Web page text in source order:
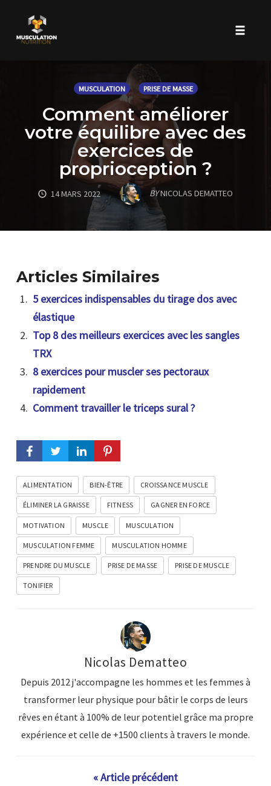
MUSCULATION PRISE DE MASSE
Comment améliorer
votre équilibre avec des
exercices de
proprioception ?
14 MARS 2022 BYNICOLAS DEMATTEO
Articles Similaires
5 exercices indispensables du tirage dos avec
élastique
Top 8 des meilleurs exercices avec les sangles
TRX
8 exercices pour muscler ses pectoraux
rapidement
Comment travailler le triceps sural ?
ALIMENTATION BIEN-ÊTRE CROISSANCE MUSCLE
ÉLIMINER LA GRAISSE FITNESS GAGNER EN FORCE
MOTIVATION MUSCLE MUSCULATION
MUSCULATION FEMME MUSCULATION HOMME
PRENDRE DU MUSCLE PRISE DE MASSE PRISE DE MUSCLE
TONIFIER
Nicolas Dematteo
Depuis 2012 j'accompagne les hommes et les femmes à
transformer leur physique pour bâtir le corps de leurs
rêves en étant à 100% de leur potentiel grâce ma propre
expérience et celle de +1500 clients à travers le monde.
« Article précédent